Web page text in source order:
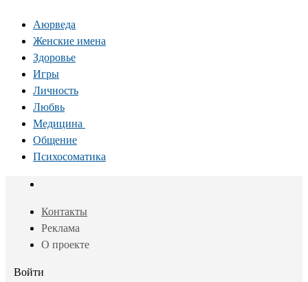
Аюрведа
Женские имена
Здоровье
Игры
Личность
Любвь
Медицина
Общение
Психосоматика
Контакты
Реклама
О проекте
Войти